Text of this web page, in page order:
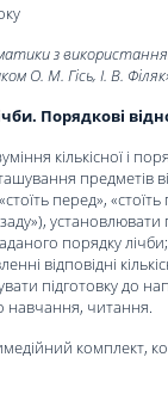
з
О. М. Гісь, І. В.
Порядкові
кількісної і
предметів
перед», «стоїть
порядку
відповідні
підготовку до
навчання, читання.
комплект,